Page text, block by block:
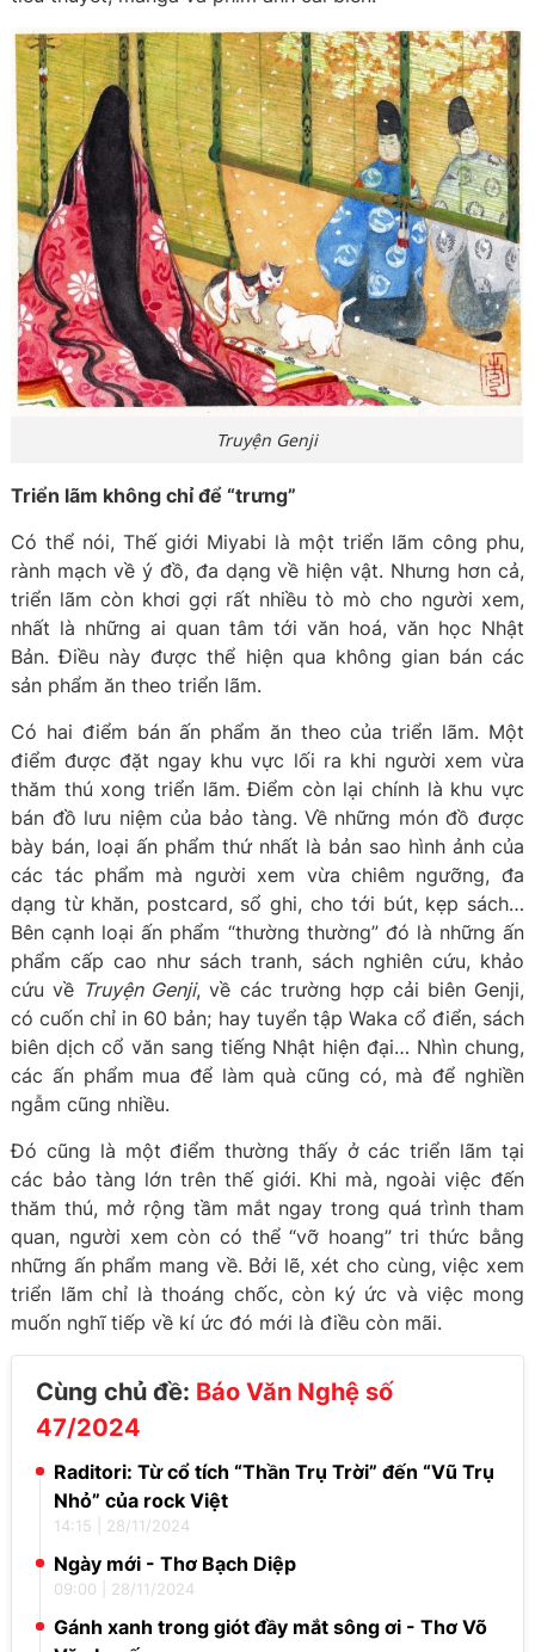
Truyện Genji
Triển lãm không chỉ để “trưng”
Có thể nói, Thế giới Miyabi là một triển lãm công phu,
rành mạch về ý đồ, đa dạng về hiện vật. Nhưng hơn cả,
triển lãm còn khơi gợi rất nhiều tò mò cho người xem,
nhất là những ai quan tâm tới văn hoá, văn học Nhật
Bản. Điều này được thể hiện qua không gian bán các
sản phẩm ăn theo triển lãm.
Có hai điểm bán ấn phẩm ăn theo của triển lãm. Một
điểm được đặt ngay khu vực lối ra khi người xem vừa
thăm thú xong triển lãm. Điểm còn lại chính là khu vực
bán đồ lưu niệm của bảo tàng. Về những món đồ được
bày bán, loại ấn phẩm thứ nhất là bản sao hình ảnh của
các tác phẩm mà người xem vừa chiêm ngưỡng, đa
dạng từ khăn, postcard, sổ ghi, cho tới bút, kẹp sách…
Bên cạnh loại ấn phẩm “thường thường” đó là những ấn
phẩm cấp cao như sách tranh, sách nghiên cứu, khảo
cứu về Truyện Genji, về các trường hợp cải biên Genji,
có cuốn chỉ in 60 bản; hay tuyển tập Waka cổ điển, sách
biên dịch cổ văn sang tiếng Nhật hiện đại… Nhìn chung,
các ấn phẩm mua để làm quà cũng có, mà để nghiền
ngẫm cũng nhiều.
Đó cũng là một điểm thường thấy ở các triển lãm tại
các bảo tàng lớn trên thế giới. Khi mà, ngoài việc đến
thăm thú, mở rộng tầm mắt ngay trong quá trình tham
quan, người xem còn có thể “vỡ hoang” tri thức bằng
những ấn phẩm mang về. Bởi lẽ, xét cho cùng, việc xem
triển lãm chỉ là thoáng chốc, còn ký ức và việc mong
muốn nghĩ tiếp về kí ức đó mới là điều còn mãi.
Cùng chủ đề: Báo Văn Nghệ số
47/2024
Raditori: Từ cổ tích “Thần Trụ Trời” đến “Vũ Trụ
Nhỏ” của rock Việt
14:15 28/11/2024
Ngày mới - Thơ Bạch Diệp
09:00 28/11/2024
Gánh xanh trong giót đầy mắt sông ơi - Thơ Võ